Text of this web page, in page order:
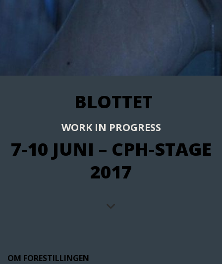
BLOTTET
WORK IN PROGRESS
7-10 JUNI – CPH-STAGE
2017
OM FORESTILLINGEN